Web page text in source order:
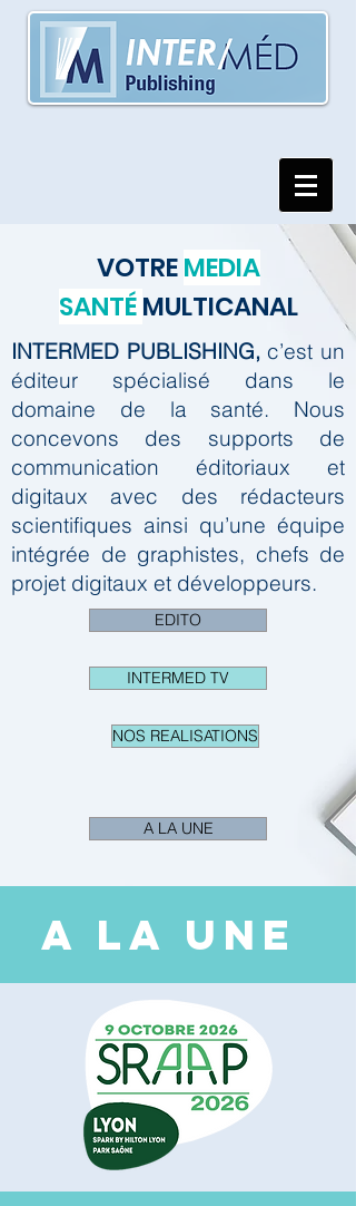
VOTREMEDIA
SANTÉMULTICANAL
INTERMED PUBLISHING, c’est un
éditeur spécialisé dans le
domaine de la santé. Nous
concevons des supports de
communication éditoriaux et
digitaux avec des rédacteurs
scientifiques ainsi qu’une équipe
intégrée de graphistes, chefs de
projet digitaux et développeurs.
EDITO
INTERMED TV
NOS REALISATIONS
A LA UNE
A LA UNE